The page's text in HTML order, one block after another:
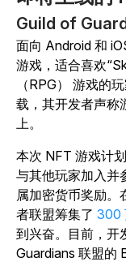
Guild of
面向 Android 和
游戏，适合喜欢
（RPG） 游戏的
载，其开发者声称
上。
本次 NFT 游戏计
与其他玩家加入并
属加密货币奖励。
者联盟筹集了 300
到兴奋。目前，开
Guardians 联盟的